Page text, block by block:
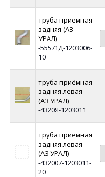
труба приёмная
задняя (АЗ
УРАЛ)
-55571Д-1203006-
10
труба приёмная
задняя левая
(АЗ УРАЛ)
-4320Я-1203011
труба приёмная
задняя левая
(АЗ УРАЛ)
-432007-1203011-
20